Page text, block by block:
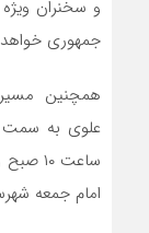
و سخنران
جمهوری
همچنین
ساعت
امام جمعه